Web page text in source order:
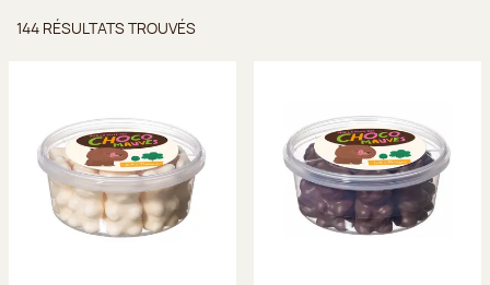
144 RÉSULTATS TROUVÉS